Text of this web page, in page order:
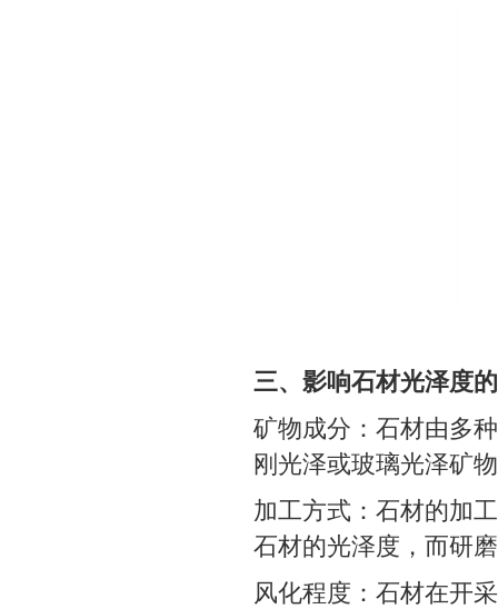
三、影响石材光泽度
矿物成分：石材由多
刚光泽或玻璃光泽矿
加工方式：石材的加
石材的光泽度，而研
风化程度：石材在开